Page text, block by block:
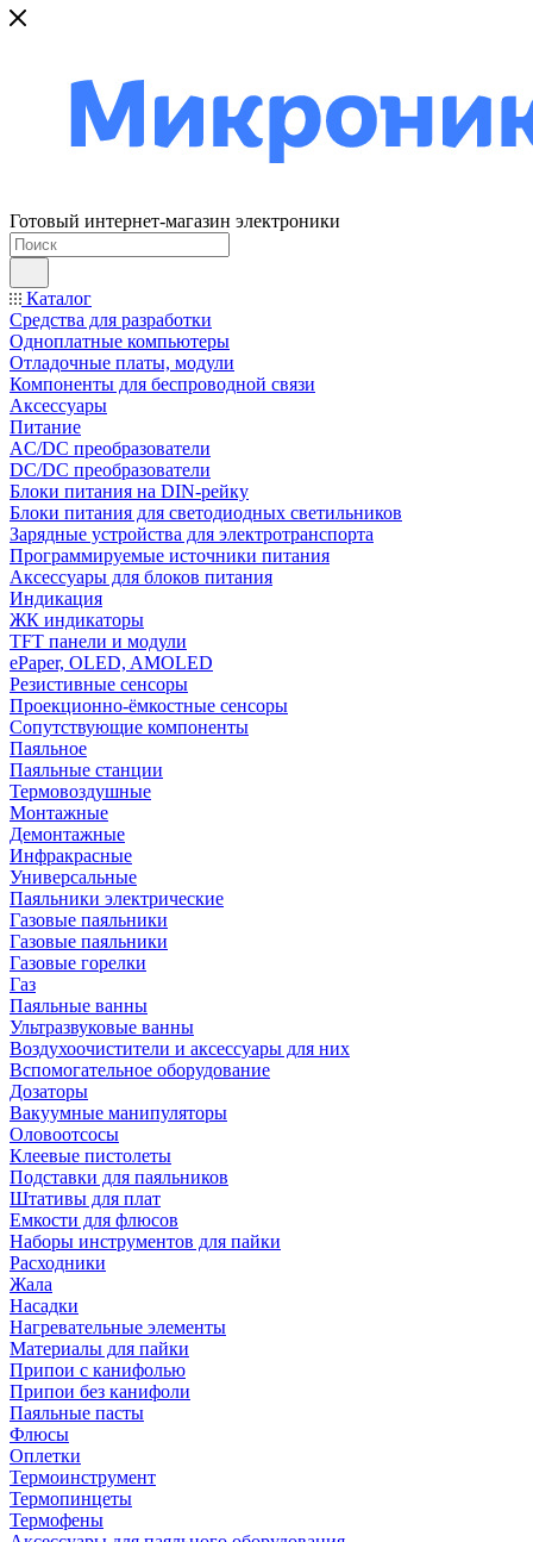
Готовый интернет-магазин электроники
Каталог
Средства для разработки
Одноплатные компьютеры
Отладочные платы, модули
Компоненты для беспроводной связи
Аксессуары
Питание
AC/DC преобразователи
DC/DC преобразователи
Блоки питания на DIN-рейку
Блоки питания для светодиодных светильников
Зарядные устройства для электротранспорта
Программируемые источники питания
Аксессуары для блоков питания
Индикация
ЖК индикаторы
TFT панели и модули
ePaper, OLED, AMOLED
Резистивные сенсоры
Проекционно-ёмкостные сенсоры
Сопутствующие компоненты
Паяльное
Паяльные станции
Термовоздушные
Монтажные
Демонтажные
Инфракрасные
Универсальные
Паяльники электрические
Газовые паяльники
Газовые паяльники
Газовые горелки
Газ
Паяльные ванны
Ультразвуковые ванны
Воздухоочистители и аксессуары для них
Вспомогательное оборудование
Дозаторы
Вакуумные манипуляторы
Оловоотсосы
Клеевые пистолеты
Подставки для паяльников
Штативы для плат
Емкости для флюсов
Наборы инструментов для пайки
Расходники
Жала
Насадки
Нагревательные элементы
Материалы для пайки
Припои с канифолью
Припои без канифоли
Паяльные пасты
Флюсы
Оплетки
Термоинструмент
Термопинцеты
Термофены